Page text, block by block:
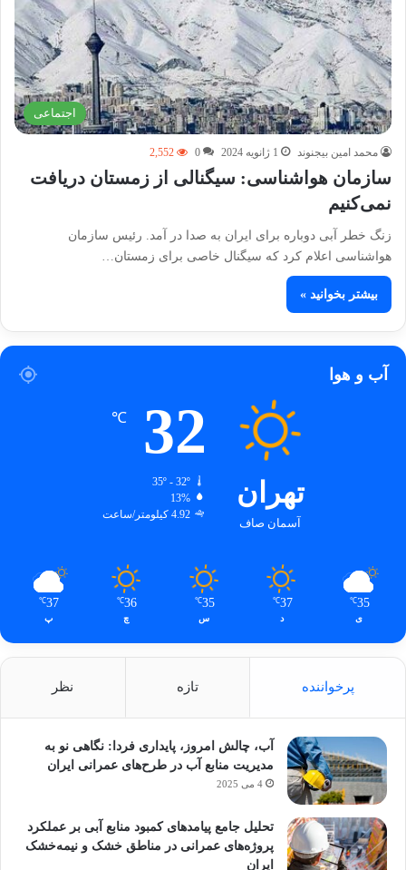
اجتماعی
محمد امین بیجنوند 1 ژانویه 2024 0
2,552
سازمان هواشناسی: سیگنالی از زمستان دریافت
نمی‌کنیم
زنگ خطر آبی دوباره برای ایران به صدا در آمد. رئیس سازمان
هواشناسی اعلام کرد که سیگنال خاصی برای زمستان…
بیشتر بخوانید »
آب و هوا
تهران
آسمان صاف
32
℃
35º - 32º
13%
4.92 کیلومتر/ساعت
35
℃
ی
37
℃
د
35
℃
س
36
℃
چ
37
℃
پ
پرخواننده تازه نظر
آب، چالش امروز، پایداری فردا: نگاهی نو به
مدیریت منابع آب در طرح‌های عمرانی ایران
4 می 2025
تحلیل جامع پیامدهای کمبود منابع آبی بر عملکرد
پروژه‌های عمرانی در مناطق خشک و نیمه‌خشک
ایران